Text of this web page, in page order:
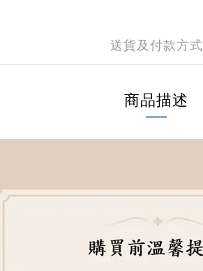
送貨及付款方式
商品描述